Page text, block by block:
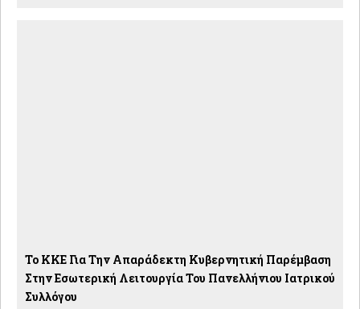
Το ΚΚΕ Για Την Απαράδεκτη Κυβερνητική Παρέμβαση
Στην Εσωτερική Λειτουργία Του Πανελλήνιου Ιατρικού
Συλλόγου